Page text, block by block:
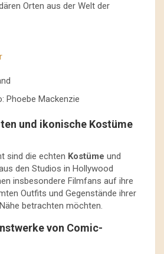
Orten aus der Welt der
Phoebe Mackenzie
und ikonische Kostüme
sind die echten Kostüme und
den Studios in Hollywood
insbesondere Filmfans auf ihre
Outfits und Gegenstände ihrer
betrachten möchten.
von Comic-